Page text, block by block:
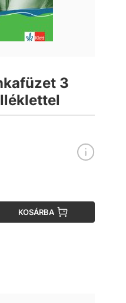
3
KOSÁRBA